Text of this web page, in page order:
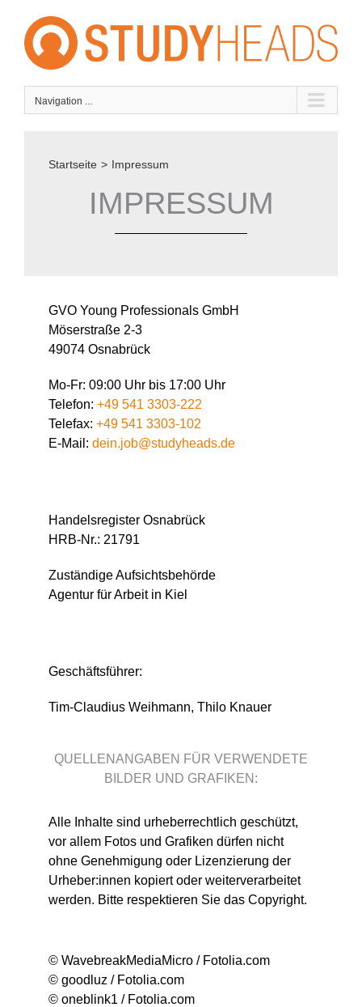
content
Navigation ...
Startseite > Impressum
IMPRESSUM
GVO Young Professionals GmbH
Möserstraße 2-3
49074 Osnabrück
Mo-Fr: 09:00 Uhr bis 17:00 Uhr
Telefon: +49 541 3303-222
Telefax: +49 541 3303-102
E-Mail: dein.job@studyheads.de
Handelsregister Osnabrück
HRB-Nr.: 21791
Zuständige Aufsichtsbehörde
Agentur für Arbeit in Kiel
Geschäftsführer:
Tim-Claudius Weihmann, Thilo Knauer
QUELLENANGABEN FÜR VERWENDETE
BILDER UND GRAFIKEN:
Alle Inhalte sind urheberrechtlich geschützt,
vor allem Fotos und Grafiken dürfen nicht
ohne Genehmigung oder Lizenzierung der
Urheber:innen kopiert oder weiterverarbeitet
werden. Bitte respektieren Sie das Copyright.
© WavebreakMediaMicro / Fotolia.com
© goodluz / Fotolia.com
© oneblink1 / Fotolia.com